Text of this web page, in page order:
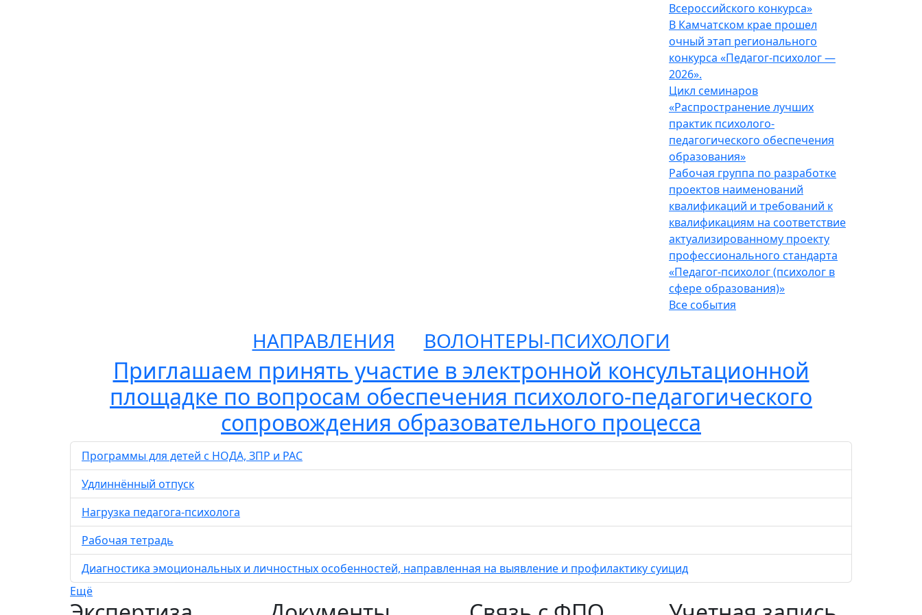
Всероссийского конкурса»
В Камчатском крае прошел
очный этап регионального
конкурса «Педагог-психолог —
2026».
Цикл семинаров
«Распространение лучших
практик психолого-
педагогического обеспечения
образования»
Рабочая группа по разработке
проектов наименований
квалификаций и требований к
квалификациям на соответствие
актуализированному проекту
профессионального стандарта
«Педагог-психолог (психолог в
сфере образования)»
Все события
НАПРАВЛЕНИЯ ВОЛОНТЕРЫ-ПСИХОЛОГИ
Приглашаем принять участие в электронной консультационной
площадке по вопросам обеспечения психолого-педагогического
сопровождения образовательного процесса
Программы для детей с НОДА, ЗПР и РАС
Удлиннённый отпуск
Нагрузка педагога-психолога
Рабочая тетрадь
Диагностика эмоциональных и личностных особенностей, направленная на выявление и профилактику суицид
Ещё